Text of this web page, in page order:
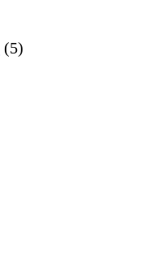
(5)